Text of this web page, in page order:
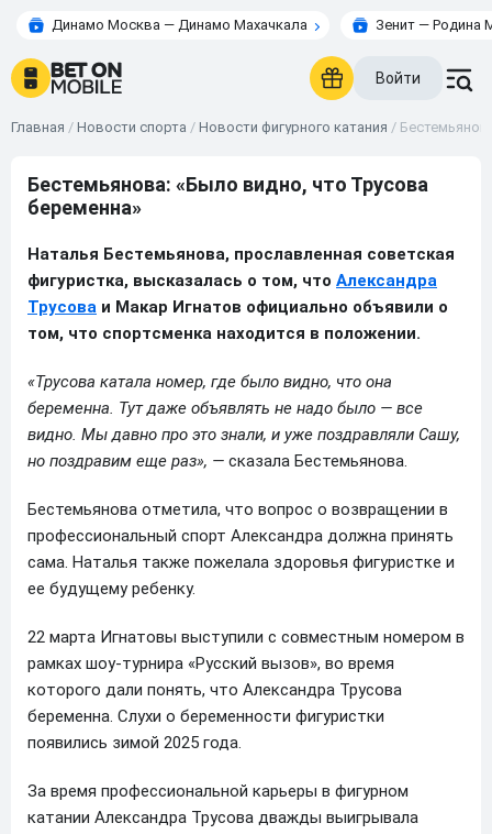
Динамо Москва — Динамо Махачкала Зенит — Родина
Войти
Главная / Новости спорта / Новости фигурного катания /
Бестемьянова: «Было видно, что Трусова
беременна»
Наталья Бестемьянова, прославленная советская
фигуристка, высказалась о том, что Александра
Трусова и Макар Игнатов официально объявили о
том, что спортсменка находится в положении.
«Трусова катала номер, где было видно, что она
беременна. Тут даже объявлять не надо было — все
видно. Мы давно про это знали, и уже поздравляли Сашу,
но поздравим еще раз», — сказала Бестемьянова.
Бестемьянова отметила, что вопрос о возвращении в
профессиональный спорт Александра должна принять
сама. Наталья также пожелала здоровья фигуристке и
ее будущему ребенку.
22 марта Игнатовы выступили с совместным номером в
рамках шоу-турнира «Русский вызов», во время
которого дали понять, что Александра Трусова
беременна. Слухи о беременности фигуристки
появились зимой 2025 года.
За время профессиональной карьеры в фигурном
катании Александра Трусова дважды выигрывала